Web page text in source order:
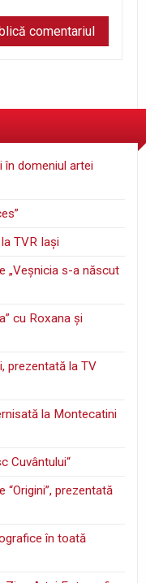
domeniul artei
TVR Iaşi
„Veşnicia s-a născut
cu Roxana și
prezentată la TV
la Montecatini
Cuvântului“
prezentată
în toată